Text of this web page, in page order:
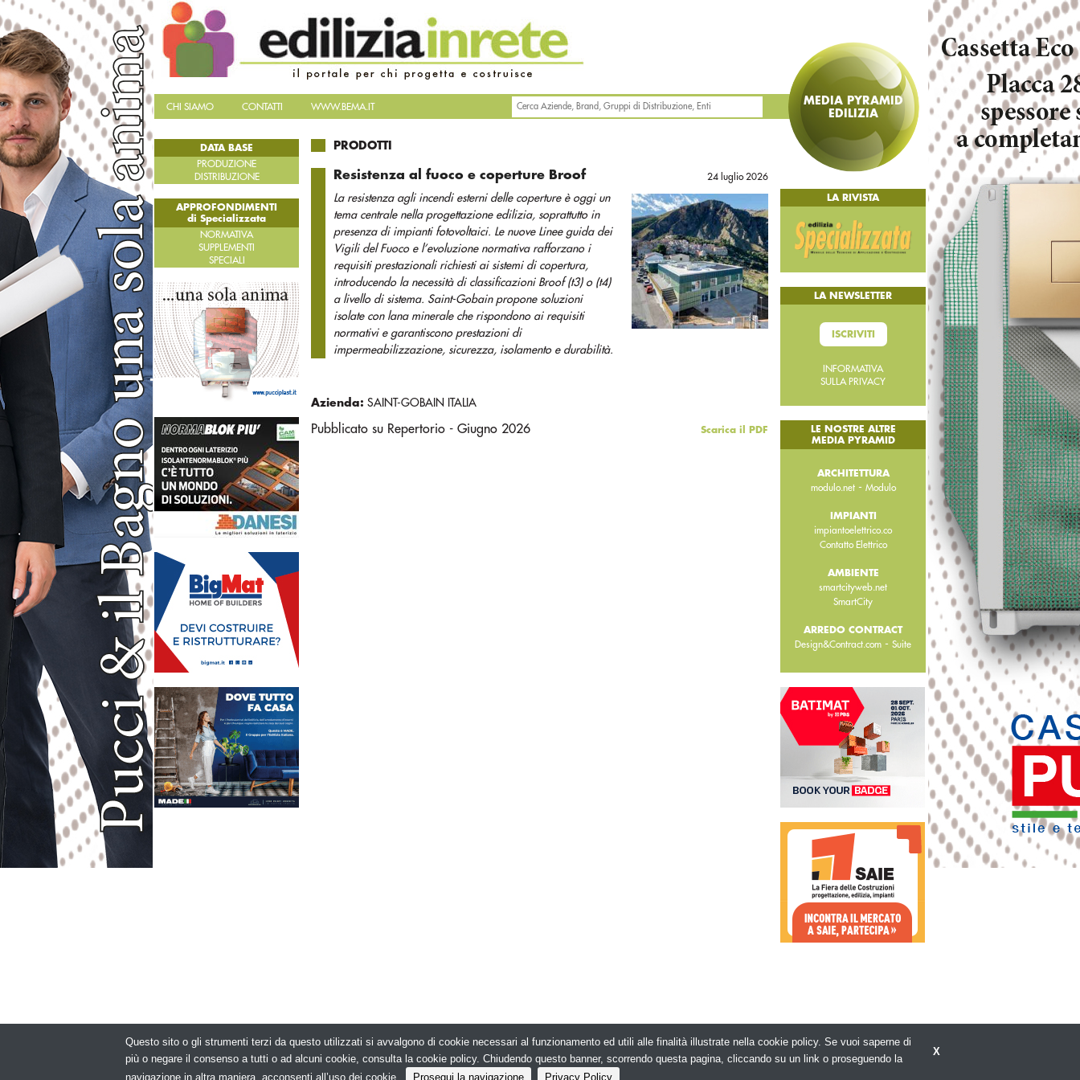
CHI SIAMO CONTATTI WWW.BEMA.IT
MEDIA PYRAMID
EDILIZIA
PRODOTTI
Resistenza al fuoco e coperture Broof
La resistenza agli incendi esterni delle coperture è oggi un
tema centrale nella progettazione edilizia, soprattutto in
presenza di impianti fotovoltaici. Le nuove Linee guida dei
Vigili del Fuoco e l’evoluzione normativa rafforzano i
requisiti prestazionali richiesti ai sistemi di copertura,
introducendo la necessità di classificazioni Broof (t3) o (t4)
a livello di sistema. Saint-Gobain propone soluzioni
isolate con lana minerale che rispondono ai requisiti
normativi e garantiscono prestazioni di
impermeabilizzazione, sicurezza, isolamento e durabilità.
24 luglio 2026
Azienda: SAINT-GOBAIN ITALIA
Pubblicato su Repertorio - Giugno 2026 Scarica il PDF
DATA BASE
PRODUZIONE
DISTRIBUZIONE
APPROFONDIMENTI
di Specializzata
NORMATIVA
SUPPLEMENTI
SPECIALI
LA RIVISTA
LA NEWSLETTER
ISCRIVITI
INFORMATIVA
SULLA PRIVACY
LE NOSTRE ALTRE
MEDIA PYRAMID
ARCHITETTURA
modulo.net- Modulo
IMPIANTI
impiantoelettrico.co
Contatto Elettrico
AMBIENTE
smartcityweb.net
SmartCity
ARREDO CONTRACT
Design&Contract.com -Suite
© Copyright 2026. Edilizia in Rete - N.ro Iscrizione ROC 5836 -Privacy policy X
Questo sito o gli strumenti terzi da questo utilizzati si avvalgono di cookie necessari al funzionamento ed utili alle finalità illustrate nella cookie policy. Se vuoi saperne di
più o negare il consenso a tutti o ad alcuni cookie, consulta la cookie policy. Chiudendo questo banner, scorrendo questa pagina, cliccando su un link o proseguendo la
navigazione in altra maniera, acconsenti all’uso dei cookie.
Prosegui la navigazione Privacy Policy